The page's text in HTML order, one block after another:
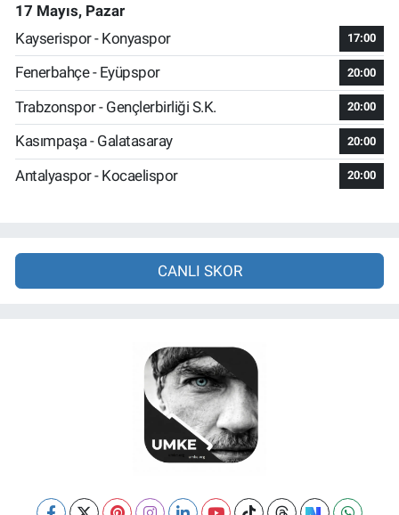
17 Mayıs, Pazar
Kayserispor - Konyaspor
17:00
Fenerbahçe - Eyüpspor 20:00
Trabzonspor - Gençlerbirliği S.K. 20:00
Kasımpaşa - Galatasaray 20:00
Antalyaspor - Kocaelispor 20:00
CANLI SKOR